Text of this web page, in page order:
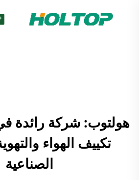
هولتوب: شركة رائدة
تكييف الهواء
الصناعية